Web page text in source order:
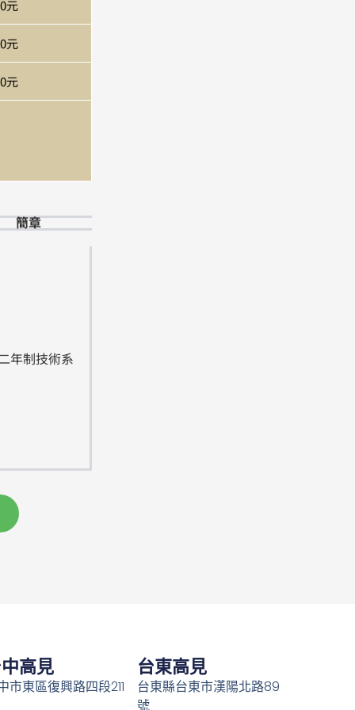
元
元
元
簡章
年制技術系
高見
市東區復興路四段211
台東高見
台東縣台東市漢陽北路89
號